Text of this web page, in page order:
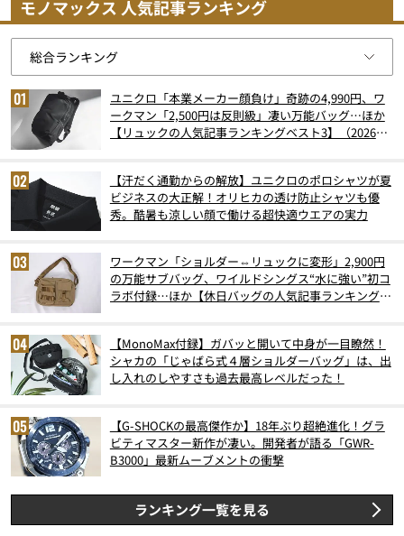
モノマックス 人気記事ランキング
ユニクロ「本業メーカー顔負け」奇跡の4,990円、ワ
ークマン「2,500円は反則級」凄い万能バッグ…ほか
【リュックの人気記事ランキングベスト3】（2026年
【汗だく通勤からの解放】ユニクロのポロシャツが夏
ビジネスの大正解！オリヒカの透け防止シャツも優
秀。酷暑も涼しい顔で働ける超快適ウエアの実力
ワークマン「ショルダー⇔リュックに変形」2,900円
の万能サブバッグ、ワイルドシングス“水に強い”初コ
ラボ付録…ほか【休日バッグの人気記事ランキングベ
【MonoMax付録】ガバッと開いて中身が一目瞭然！
シャカの「じゃばら式４層ショルダーバッグ」は、出
し入れのしやすさも過去最高レベルだった！
【G-SHOCKの最高傑作か】18年ぶり超絶進化！グラ
ビティマスター新作が凄い。開発者が語る「GWR-
B3000」最新ムーブメントの衝撃
ランキング一覧を見る